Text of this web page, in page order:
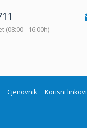
(08:00 - 16:00h)
Cjenovnik Korisni linkovi